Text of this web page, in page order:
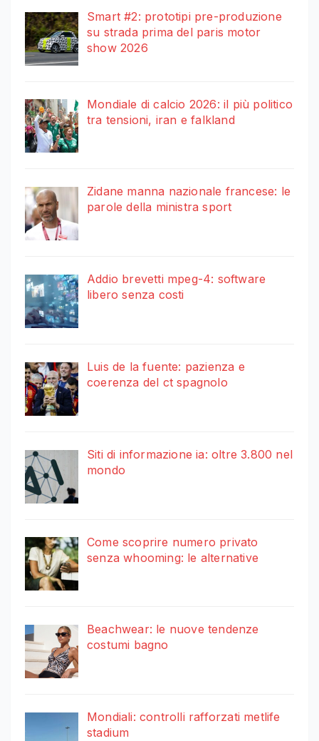
Smart #2: prototipi pre-produzione
su strada prima del paris motor
show 2026
Mondiale di calcio 2026: il più politico
tra tensioni, iran e falkland
Zidane manna nazionale francese: le
parole della ministra sport
Addio brevetti mpeg-4: software
libero senza costi
Luis de la fuente: pazienza e
coerenza del ct spagnolo
Siti di informazione ia: oltre 3.800 nel
mondo
Come scoprire numero privato
senza whooming: le alternative
Beachwear: le nuove tendenze
costumi bagno
Mondiali: controlli rafforzati metlife
stadium